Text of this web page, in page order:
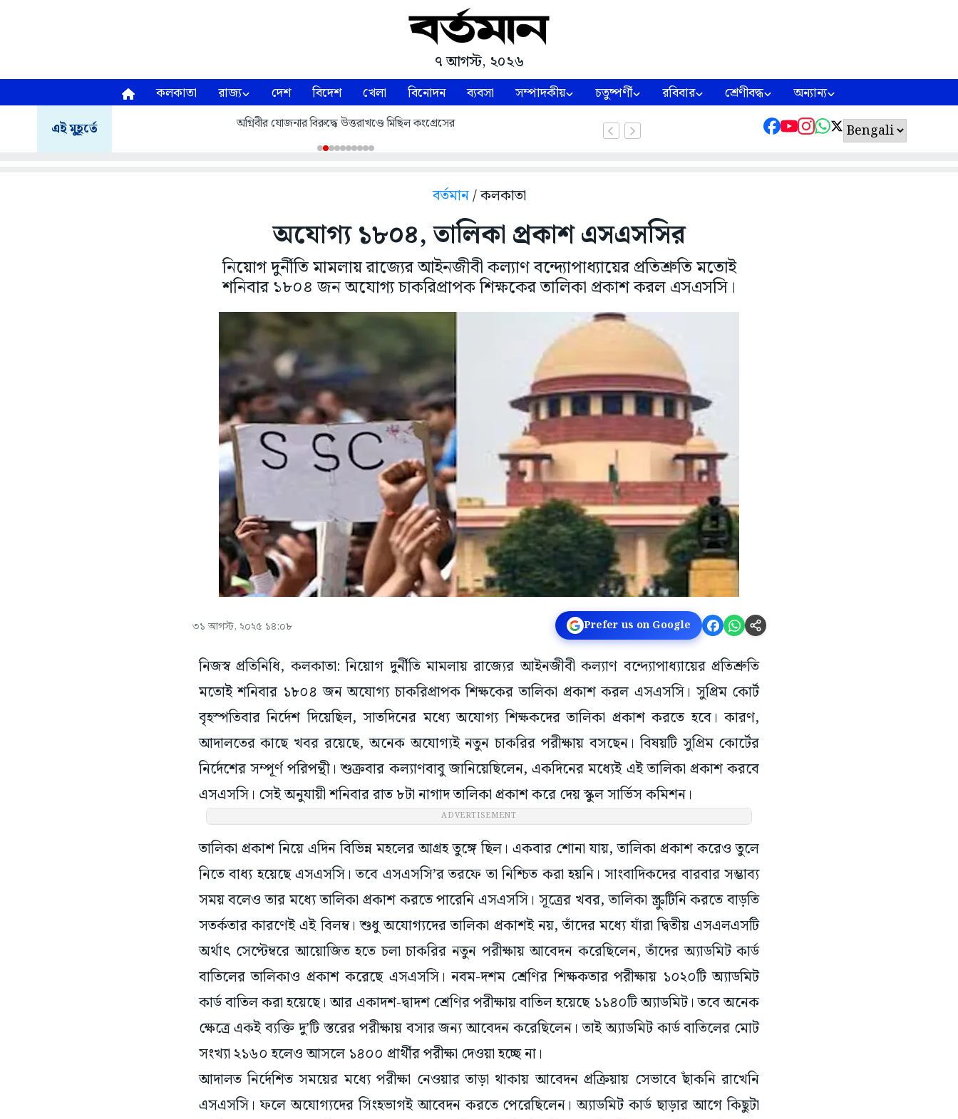
৭ আগস্ট, ২০২৬
কলকাতা রাজ্য দেশ বিদেশ খেলা বিনোদন ব্যবসা সম্পাদকীয় চতুষ্পর্ণী রবিবার শ্রেণীবদ্ধ অন্যান্য
এই মুহূর্তে অগ্নিবীর যোজনার বিরুদ্ধে উত্তরাখণ্ডে মিছিল কংগ্রেসের
বর্তমান/ কলকাতা
অযোগ্য ১৮০৪, তালিকা প্রকাশ এসএসসির
নিয়োগ দুর্নীতি মামলায় রাজ্যের আইনজীবী কল্যাণ বন্দ্যোপাধ্যায়ের প্রতিশ্রুতি মতোই
শনিবার ১৮০৪ জন অযোগ্য চাকরিপ্রাপক শিক্ষকের তালিকা প্রকাশ করল এসএসসি।
৩১ আগস্ট, ২০২৫ ১৪:০৮ Prefer us on Google
নিজস্ব প্রতিনিধি, কলকাতা: নিয়োগ দুর্নীতি মামলায় রাজ্যের আইনজীবী কল্যাণ বন্দ্যোপাধ্যায়ের প্রতিশ্রুতি
মতোই শনিবার ১৮০৪ জন অযোগ্য চাকরিপ্রাপক শিক্ষকের তালিকা প্রকাশ করল এসএসসি। সুপ্রিম কোর্ট
বৃহস্পতিবার নির্দেশ দিয়েছিল, সাতদিনের মধ্যে অযোগ্য শিক্ষকদের তালিকা প্রকাশ করতে হবে। কারণ,
আদালতের কাছে খবর রয়েছে, অনেক অযোগ্যই নতুন চাকরির পরীক্ষায় বসছেন। বিষয়টি সুপ্রিম কোর্টের
নির্দেশের সম্পূর্ণ পরিপন্থী। শুক্রবার কল্যাণবাবু জানিয়েছিলেন, একদিনের মধ্যেই এই তালিকা প্রকাশ করবে
এসএসসি। সেই অনুযায়ী শনিবার রাত ৮টা নাগাদ তালিকা প্রকাশ করে দেয় স্কুল সার্ভিস কমিশন।
ADVERTISEMENT
তালিকা প্রকাশ নিয়ে এদিন বিভিন্ন মহলের আগ্রহ তুঙ্গে ছিল। একবার শোনা যায়, তালিকা প্রকাশ করেও তুলে
নিতে বাধ্য হয়েছে এসএসসি। তবে এসএসসি’র তরফে তা নিশ্চিত করা হয়নি। সাংবাদিকদের বারবার সম্ভাব্য
সময় বলেও তার মধ্যে তালিকা প্রকাশ করতে পারেনি এসএসসি। সূত্রের খবর, তালিকা স্ক্রুটিনি করতে বাড়তি
সতর্কতার কারণেই এই বিলম্ব। শুধু অযোগ্যদের তালিকা প্রকাশই নয়, তাঁদের মধ্যে যাঁরা দ্বিতীয় এসএলএসটি
অর্থাৎ সেপ্টেম্বরে আয়োজিত হতে চলা চাকরির নতুন পরীক্ষায় আবেদন করেছিলেন, তাঁদের অ্যাডমিট কার্ড
বাতিলের তালিকাও প্রকাশ করেছে এসএসসি। নবম-দশম শ্রেণির শিক্ষকতার পরীক্ষায় ১০২০টি অ্যাডমিট
কার্ড বাতিল করা হয়েছে। আর একাদশ-দ্বাদশ শ্রেণির পরীক্ষায় বাতিল হয়েছে ১১৪০টি অ্যাডমিট। তবে অনেক
ক্ষেত্রে একই ব্যক্তি দু’টি স্তরের পরীক্ষায় বসার জন্য আবেদন করেছিলেন। তাই অ্যাডমিট কার্ড বাতিলের মোট
সংখ্যা ২১৬০ হলেও আসলে ১৪০০ প্রার্থীর পরীক্ষা দেওয়া হচ্ছে না।
আদালত নির্দেশিত সময়ের মধ্যে পরীক্ষা নেওয়ার তাড়া থাকায় আবেদন প্রক্রিয়ায় সেভাবে ছাঁকনি রাখেনি
এসএসসি। ফলে অযোগ্যদের সিংহভাগই আবেদন করতে পেরেছিলেন। অ্যাডমিট কার্ড ছাড়ার আগে কিছুটা